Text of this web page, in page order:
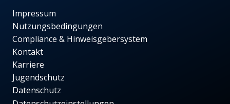
Impressum
Nutzungsbedingungen
Compliance & Hinweisgebersystem
Kontakt
Karriere
Jugendschutz
Datenschutz